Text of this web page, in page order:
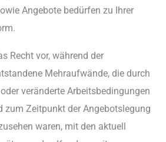
Angebote bedürfen zu Ihrer
Recht vor, während der
Mehraufwände, die durch
veränderte Arbeitsbedingungen
zum Zeitpunkt der Angebotslegung
waren, mit den aktuell